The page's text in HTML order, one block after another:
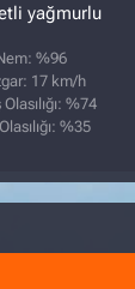
yağmurlu
%96
17 km/h
Olasılığı: %74
%35